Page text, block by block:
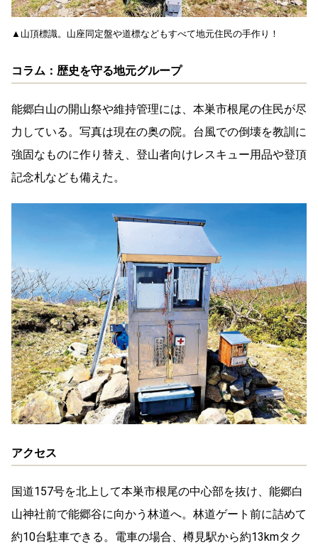
▲山頂標識。山座同定盤や道標などもすべて地元住民の手作り！
コラム：歴史を守る地元グループ
能郷白山の開山祭や維持管理には、本巣市根尾の住民が尽
力している。写真は現在の奥の院。台風での倒壊を教訓に
強固なものに作り替え、登山者向けレスキュー用品や登頂
記念札なども備えた。
アクセス
国道157号を北上して本巣市根尾の中心部を抜け、能郷白
山神社前で能郷谷に向かう林道へ。林道ゲート前に詰めて
約10台駐車できる。電車の場合、樽見駅から約13kmタク